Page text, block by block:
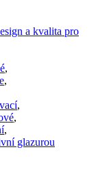
a kvalita pro
,
,
,
,
,
glazurou